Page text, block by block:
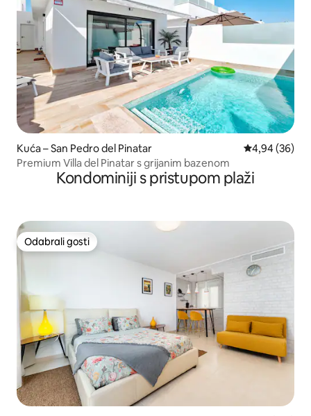
Kuća – San Pedro del Pinatar Prosječna
4,94 (36)
Premium Villa del Pinatar s grijanim bazenom
Kondominiji s pristupom plaži
Odabrali gosti
Odabrali gosti